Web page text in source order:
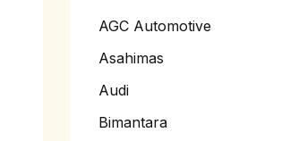
AGC Automotive
Asahimas
Audi
Bimantara